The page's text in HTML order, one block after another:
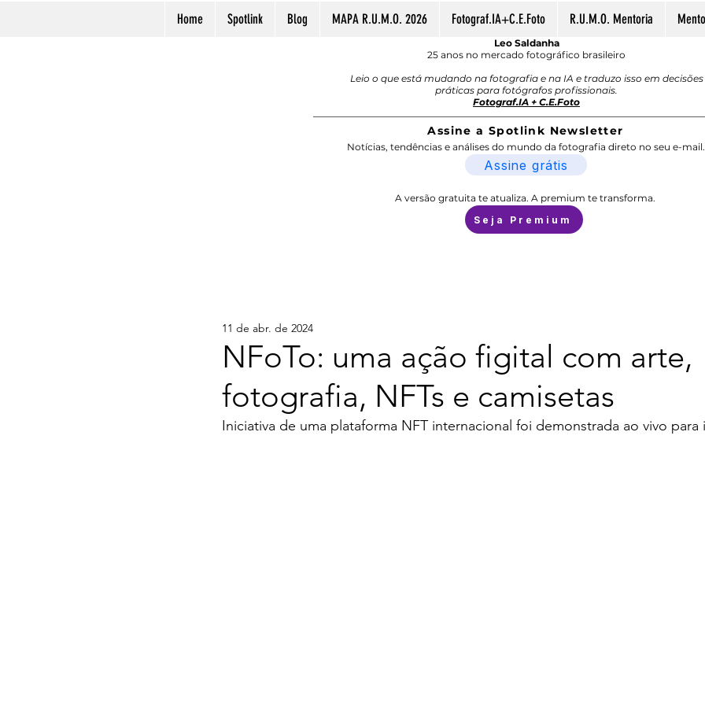
Home Spotlink Blog MAPA R.U.M.O. 2026 Fotograf.IA+C.E.Foto R.U.M.O. Mentoria
Leo Saldanha
25 anos no mercado fotográfico brasileiro
Leio o que está mudando na fotografia e na IA e traduzo isso em decisões
práticas para fotógrafos profissionais.
Fotograf.IA + C.E.Foto
Assine a Spotlink Newsletter
Notícias, tendências e análises do mundo da fotografia direto no seu e-mail.
Assine grátis
A versão gratuita te atualiza. A premium te transforma.
Seja Premium
NFoTo: uma ação figital com arte,
fotografia, NFTs e camisetas
11 de abr. de 2024
Iniciativa de uma plataforma NFT internacional foi demonstrada ao vivo para